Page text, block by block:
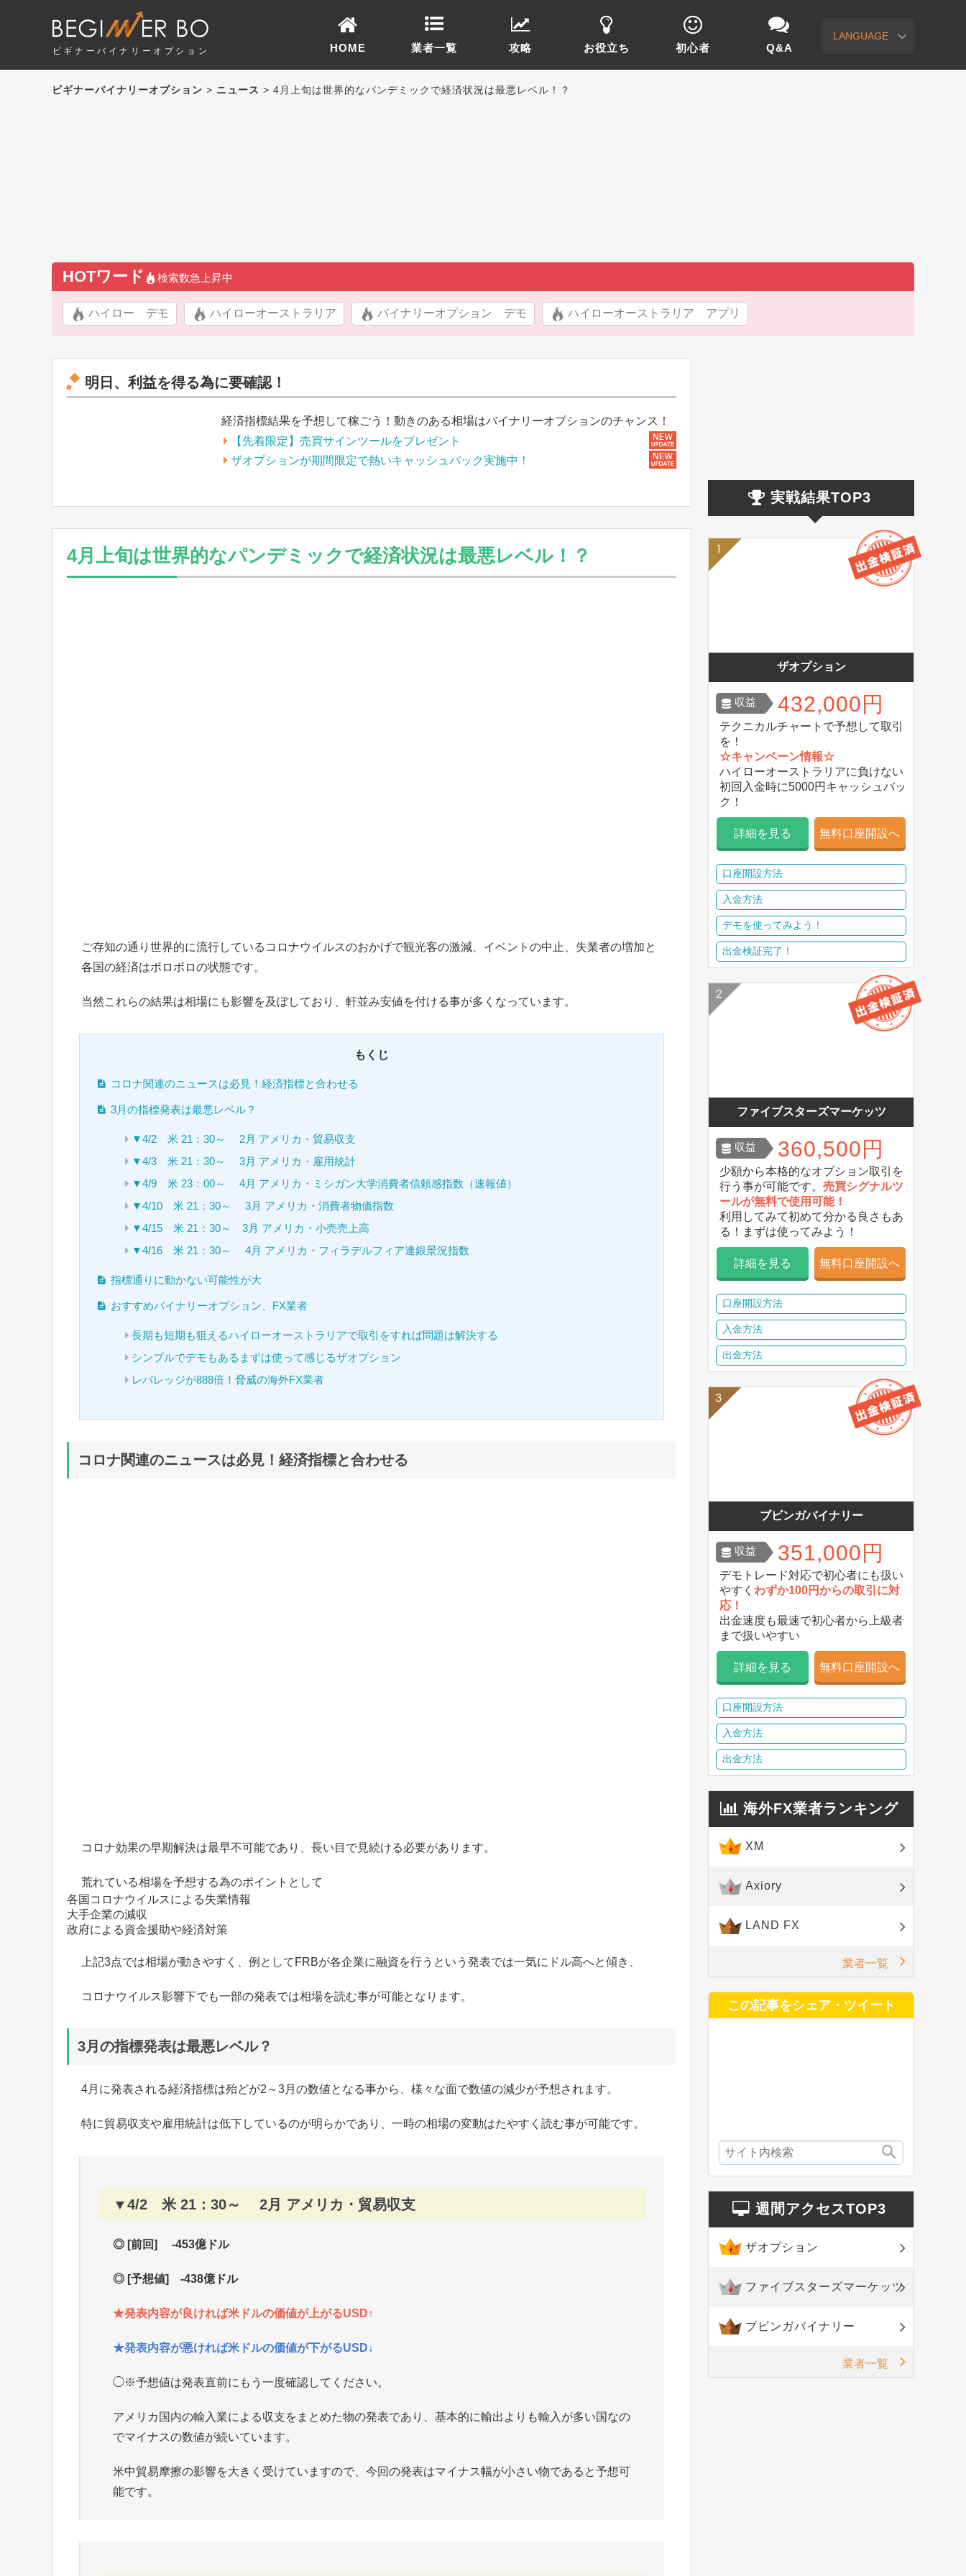
ビギナーバイナリーオプション
LANGUAGE
HOME 業者一覧 攻略 お役立ち 初心者 Q&A
ビギナーバイナリーオプション > ニュース > 4月上旬は世界的なパンデミックで経済状況は最悪レベル！？
HOTワード 検索数急上昇中
ハイロー デモ ハイローオーストラリア バイナリーオプション デモ ハイローオーストラリア アプリ
明日、利益を得る為に要確認！
経済指標結果を予想して稼ごう！動きのある相場はバイナリーオプションのチャンス！
【先着限定】売買サインツールをプレゼント
ザオプションが期間限定で熱いキャッシュバック実施中！
4月上旬は世界的なパンデミックで経済状況は最悪レベル！？
ご存知の通り世界的に流行しているコロナウイルスのおかげで観光客の激減、イベントの中止、失業者の増加と
各国の経済はボロボロの状態です。
当然これらの結果は相場にも影響を及ぼしており、軒並み安値を付ける事が多くなっています。
もくじ
コロナ関連のニュースは必見！経済指標と合わせる
3月の指標発表は最悪レベル？
▼4/2 米 21：30～ 2月 アメリカ・貿易収支
▼4/3 米 21：30～ 3月 アメリカ・雇用統計
▼4/9 米 23：00～ 4月 アメリカ・ミシガン大学消費者信頼感指数（速報値）
▼4/10 米 21：30～ 3月 アメリカ・消費者物価指数
▼4/15 米 21：30～ 3月 アメリカ・小売売上高
▼4/16 米 21：30～ 4月 アメリカ・フィラデルフィア連銀景況指数
指標通りに動かない可能性が大
おすすめバイナリーオプション、FX業者
長期も短期も狙えるハイローオーストラリアで取引をすれば問題は解決する
シンプルでデモもあるまずは使って感じるザオプション
レバレッジが888倍！脅威の海外FX業者
コロナ関連のニュースは必見！経済指標と合わせる
コロナ効果の早期解決は最早不可能であり、長い目で見続ける必要があります。
荒れている相場を予想する為のポイントとして
各国コロナウイルスによる失業情報
大手企業の減収
政府による資金援助や経済対策
上記3点では相場が動きやすく、例としてFRBが各企業に融資を行うという発表では一気にドル高へと傾き、
コロナウイルス影響下でも一部の発表では相場を読む事が可能となります。
3月の指標発表は最悪レベル？
4月に発表される経済指標は殆どが2～3月の数値となる事から、様々な面で数値の減少が予想されます。
特に貿易収支や雇用統計は低下しているのが明らかであり、一時の相場の変動はたやすく読む事が可能です。
▼4/2 米 21：30～ 2月 アメリカ・貿易収支
◎ [前回] -453億ドル
◎ [予想値] -438億ドル
★発表内容が良ければ米ドルの価値が上がるUSD↑
★発表内容が悪ければ米ドルの価値が下がるUSD↓
◯※予想値は発表直前にもう一度確認してください。
アメリカ国内の輸入業による収支をまとめた物の発表であり、基本的に輸出よりも輸入が多い国なの
でマイナスの数値が続いています。
米中貿易摩擦の影響を大きく受けていますので、今回の発表はマイナス幅が小さい物であると予想可
能です。
実戦結果TOP3
ザオプション
収益 432,000円
テクニカルチャートで予想して取引
を！
☆キャンペーン情報☆
ハイローオーストラリアに負けない
初回入金時に5000円キャッシュバッ
ク！
詳細を見る 無料口座開設へ
口座開設方法
入金方法
デモを使ってみよう！
出金検証完了！
ファイブスターズマーケッツ
収益 360,500円
少額から本格的なオプション取引を
行う事が可能です。 売買シグナルツ
ールが無料で使用可能！
利用してみて初めて分かる良さもあ
る！まずは使ってみよう！
詳細を見る 無料口座開設へ
口座開設方法
入金方法
出金方法
ブビンガバイナリー
収益 351,000円
デモトレード対応で初心者にも扱い
やすく わずか100円からの取引に対
応！
出金速度も最速で初心者から上級者
まで扱いやすい
詳細を見る 無料口座開設へ
口座開設方法
入金方法
出金方法
海外FX業者ランキング
XM
Axiory
LAND FX
業者一覧
この記事をシェア・ツイート
週間アクセスTOP3
ザオプション
ファイブスターズマーケッツ
ブビンガバイナリー
業者一覧